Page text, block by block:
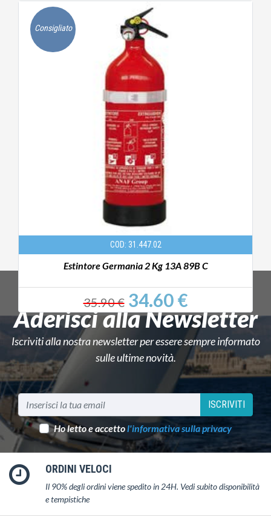
Consigliato
COD: 31.447.02
Estintore Germania 2 Kg 13A 89B C
35.90 €34.60 €
Aderisci alla Newsletter
Iscriviti alla nostra newsletter per essere sempre informato
sulle ultime novità.
ISCRIVITI
Ho letto e accettol'informativa sulla privacy
ORDINI VELOCI
Il 90% degli ordini viene spedito in 24H. Vedi subito disponibilità
e tempistiche